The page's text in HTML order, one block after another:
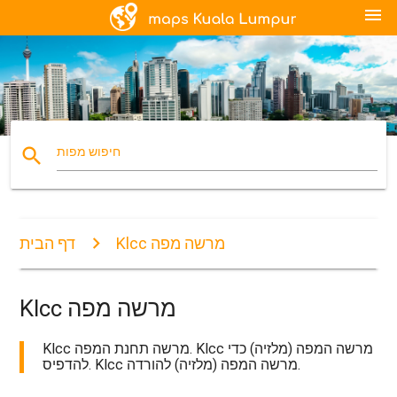
menu
search חיפוש מפות
דף הבית Klcc מרשה מפה
Klcc מרשה מפה
Klcc מרשה תחנת המפה. Klcc מרשה המפה (מלזיה) כדי
להדפיס. Klcc מרשה המפה (מלזיה) להורדה.